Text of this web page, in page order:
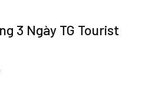
3 Ngày TG Tourist